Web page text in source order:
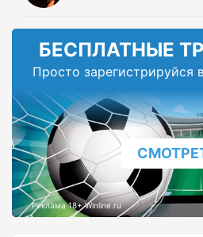
БЕСПЛАТНЫЕ
Просто зарегистрируйся
Реклама 18+ Winline.ru